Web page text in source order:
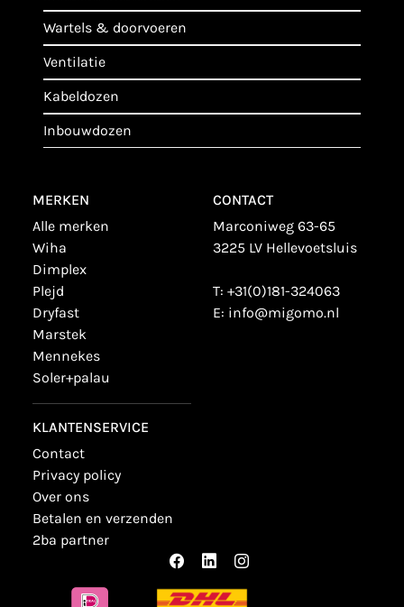
wartels & doorvoeren
ventilatie
kabeldozen
inbouwdozen
MERKEN
alle merken
wiha
dimplex
plejd
dryfast
marstek
mennekes
soler+palau
KLANTENSERVICE
contact
privacy policy
over ons
betalen en verzenden
2ba partner
CONTACT
Marconiweg 63-65
3225 LV Hellevoetsluis
T: +31(0)181-324063
E: info@migomo.nl